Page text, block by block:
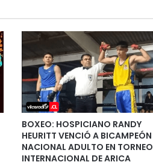
BOXEO: HOSPICIANO RANDY
HEURITT VENCIÓ A BICAMPEÓN
NACIONAL ADULTO EN TORNEO
INTERNACIONAL DE ARICA